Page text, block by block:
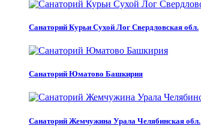
Санаторий Курьи Сухой Лог Свердловская обл.
Санаторий Юматово Башкирия
Санаторий Жемчужина Урала Челябинская обл.